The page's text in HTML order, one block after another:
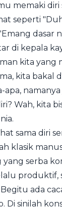
memaki diri
seperti
dasar
di kepala
kita yang
kita bakal
apa,
Wah, kita
sama diri
klasik
yang serba
produktif,
ada
Di sinilah